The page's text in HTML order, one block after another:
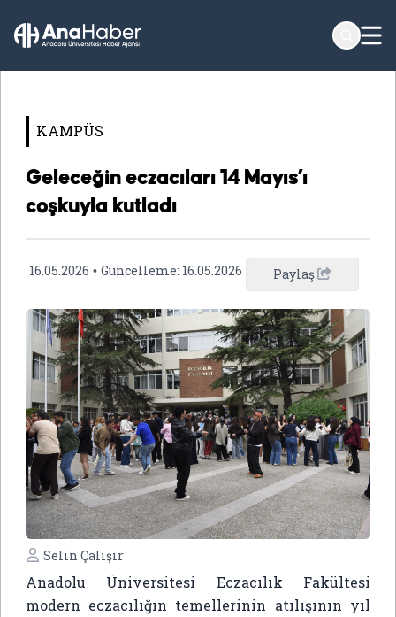
KAMPÜS
Geleceğin eczacıları 14 Mayıs’ı
coşkuyla kutladı
16.05.2026 • Güncelleme: 16.05.2026 Paylaş
Selin Çalışır
Anadolu Üniversitesi Eczacılık Fakültesi
modern eczacılığın temellerinin atılışının yıl